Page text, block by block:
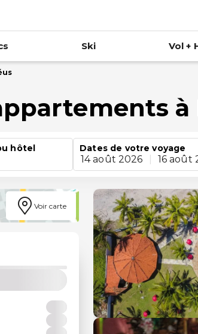
Ski Vol +
à
hôtel
Dates de votre voyage
14 août 2026 16 août
Voir carte